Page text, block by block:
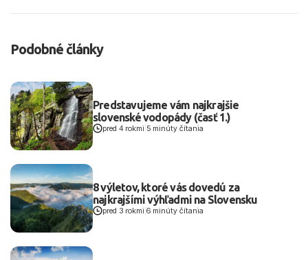
Podobné články
Predstavujeme vám najkrajšie
slovenské vodopády (časť 1.)
pred 4 rokmi 5 minúty čítania
8 výletov, ktoré vás dovedú za
najkrajšími výhľadmi na Slovensku
pred 3 rokmi 6 minúty čítania